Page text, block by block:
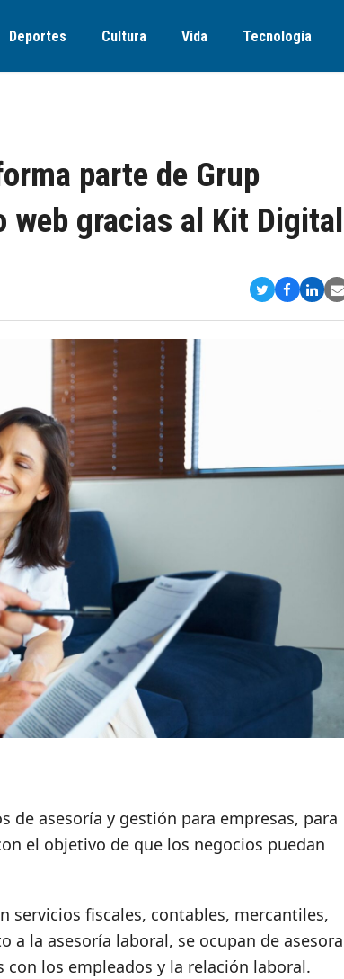
Deportes Cultura Vida Tecnología
parte de Grup
gracias al Kit Digital
Compartir
Twitter
de asesoría y gestión para empresas, para
el objetivo de que los negocios puedan
servicios fiscales, contables, mercantiles,
a la asesoría laboral, se ocupan de
los empleados y la relación laboral.